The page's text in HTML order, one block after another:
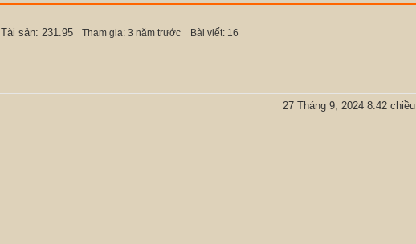
Tài sản: 231.95 Tham gia: 3 năm trước Bài viết: 16
27 Tháng 9, 2024 8:42 chiều